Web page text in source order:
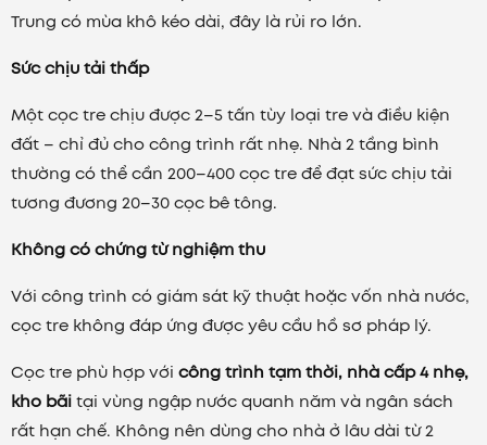
Trung có mùa khô kéo dài, đây là rủi ro lớn.
Sức chịu tải thấp
Một cọc tre chịu được 2–5 tấn tùy loại tre và điều kiện
đất – chỉ đủ cho công trình rất nhẹ. Nhà 2 tầng bình
thường có thể cần 200–400 cọc tre để đạt sức chịu tải
tương đương 20–30 cọc bê tông.
Không có chứng từ nghiệm thu
Với công trình có giám sát kỹ thuật hoặc vốn nhà nước,
cọc tre không đáp ứng được yêu cầu hồ sơ pháp lý.
Cọc tre phù hợp với công trình tạm thời, nhà cấp 4 nhẹ,
kho bãitại vùng ngập nước quanh năm và ngân sách
rất hạn chế. Không nên dùng cho nhà ở lâu dài từ 2